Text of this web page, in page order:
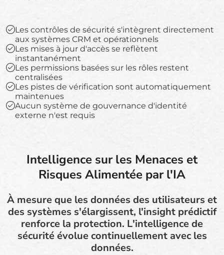
Les contrôles de sécurité s'intègrent directement
aux systèmes CRM et opérationnels
Les mises à jour d'accès se reflètent
instantanément
Les permissions basées sur les rôles restent
centralisées
Les pistes de vérification sont automatiquement
maintenues
Aucun système de gouvernance d'identité
externe n'est requis
Intelligence sur les Menaces et
Risques Alimentée par l'IA
À mesure que les données des utilisateurs et
des systèmes s'élargissent, l'insight prédictif
renforce la protection. L'intelligence de
sécurité évolue continuellement avec les
données.